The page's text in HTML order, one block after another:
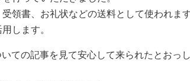
領書、お礼状などの送料として使われます
します。
ての記事を見て安心して来られたとおっ